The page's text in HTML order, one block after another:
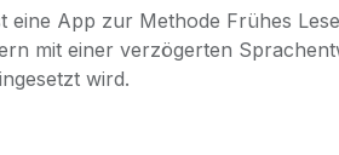
eine App zur Methode Frühes
mit einer verzögerten
wird.